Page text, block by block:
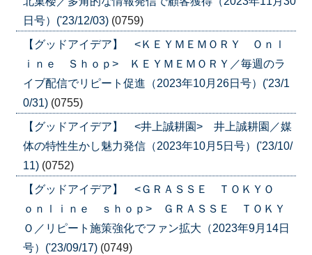
日号）('23/12/03) (0759)
【グッドアイデア】 <ＫＥＹＭＥＭＯＲＹ Ｏｎｌ
ｉｎｅ Ｓｈｏｐ> ＫＥＹＭＥＭＯＲＹ／毎週のラ
イブ配信でリピート促進（2023年10月26日号）('23/1
0/31) (0755)
【グッドアイデア】 <井上誠耕園> 井上誠耕園／媒
体の特性生かし魅力発信（2023年10月5日号）('23/10/
11) (0752)
【グッドアイデア】 <ＧＲＡＳＳＥ ＴＯＫＹＯ
ｏｎｌｉｎｅ ｓｈｏｐ> ＧＲＡＳＳＥ ＴＯＫＹ
Ｏ／リピート施策強化でファン拡大（2023年9月14日
号）('23/09/17) (0749)